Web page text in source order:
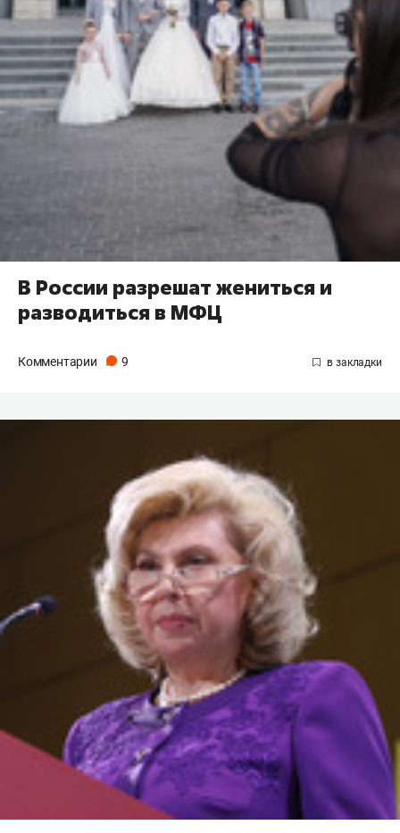
В России разрешат жениться и
разводиться в МФЦ
Комментарии 9